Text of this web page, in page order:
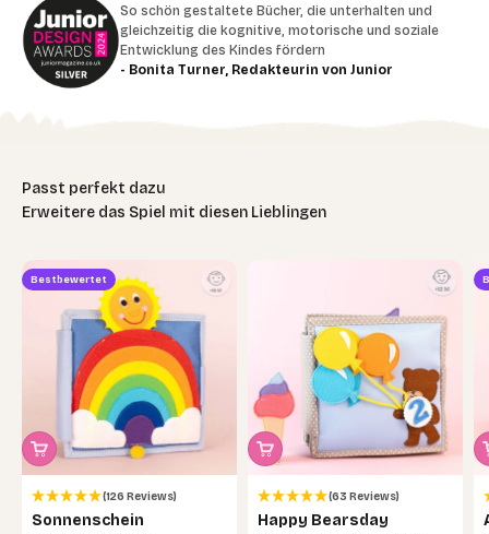
So schön gestaltete Bücher, die unterhalten und
gleichzeitig die kognitive, motorische und soziale
Entwicklung des Kindes fördern
- Bonita Turner, Redakteurin von Junior
Erweitere das Spiel mit diesen Lieblingen
Bestbewertet
(126 Reviews)
Sonnenschein
(63 Reviews)
Happy Bearsday